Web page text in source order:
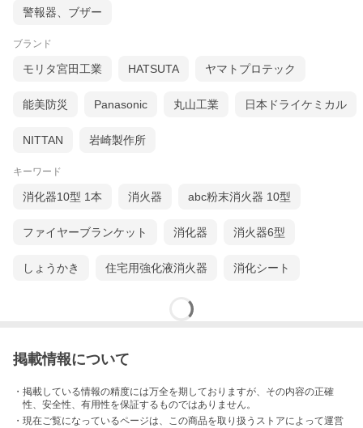
警報器、ブザー
ブランド
モリタ宮田工業 HATSUTA ヤマトプロテック
能美防災 Panasonic 丸山工業 日本ドライケミカル
NITTAN 岩崎製作所
キーワード
消化器10型 1本 消火器 abc粉末消火器 10型
ファイヤーブランケット 消化器 消火器6型
しょうかき 住宅用強化液消火器 消化シート
掲載情報について
・掲載している情報の精度には万全を期しておりますが、その内容の正確
性、安全性、有用性を保証するものではありません。
・現在ご覧になっているページは、この商品を取り扱うストアによって運営